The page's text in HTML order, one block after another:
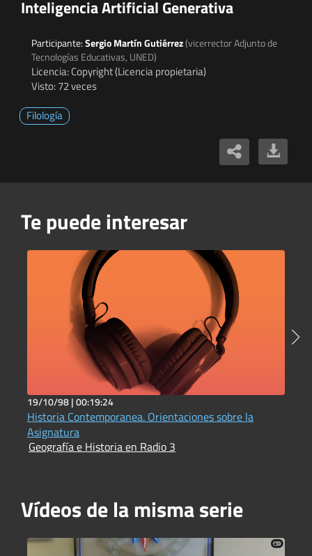
Inteligencia Artificial Generativa
Participante:Sergio Martín Gutiérrez(vicerrector Adjunto de
Tecnologías Educativas, UNED)
Licencia: Copyright (Licencia propietaria)
Visto: 72 veces
Filología
Te puede interesar
19/10/98 |00:19:24
Historia Contemporanea. Orientaciones sobre la
Asignatura
Geografía e Historia en Radio 3
Vídeos de la misma serie